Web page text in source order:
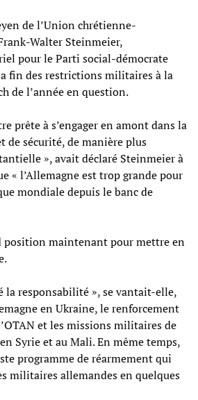
de l’Union chrétienne-
Walter Steinmeier,
pour le Parti social-démocrate
fin des restrictions militaires à la
de l’année en question.
prête à s’engager en amont dans la
de sécurité, de manière plus
», avait déclaré Steinmeier à
« l’Allemagne est trop grande pour
mondiale depuis le banc de
position maintenant pour mettre en
la responsabilité », se vantait-elle,
en Ukraine, le renforcement
et les missions militaires de
Syrie et au Mali. En même temps,
programme de réarmement qui
militaires allemandes en quelques